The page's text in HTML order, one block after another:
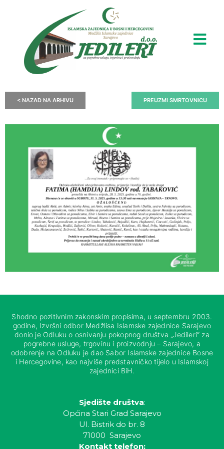
< NAZAD NA ARHIVU PREUZMI SMRTOVNICU
Shodno pozitivnim zakonskim propisima, u septembru 2003.
godine, Izvršni odbor Medžlisa Islamske zajednice Sarajevo
donio je Odluku o osnivanju pokopnog društva „Jedileri“ za
pogrebne usluge, trgovinu i proizvodnju – Sarajevo, a
odobrenje na Odluku je dao Sabor Islamske zajednice Bosne
i Hercegovine, kao najviše predstavničko tijelo u Islamskoj
zajednici BiH.
Sjedište društva:
Općina Stari Grad Sarajevo
Ul. Bistrik do br. 8
71000 Sarajevo
Kontakt telefon: